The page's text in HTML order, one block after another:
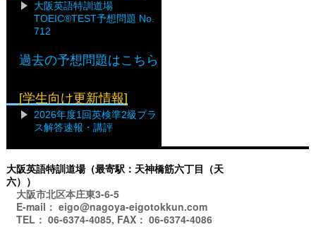
大阪英語特訓道場
TOEIC®TEST予想問題 No.
712
過去の予想問題はこちら
[学生向け更新情報]
2026年度1回英検準2級プラ
ス解答速報・講評
大阪英語特訓道場（最寄駅：天神橋筋六丁目（天
六））
大阪市北区本庄東3-6-5
E-mail： eigo@nagoya-eigotokkun.com
TEL： 06-6374-4085, FAX： 06-6374-4086